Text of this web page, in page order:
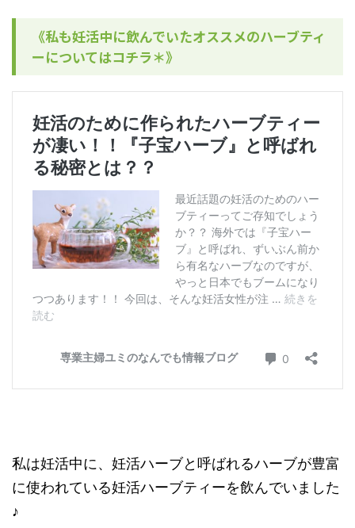
《私も妊活中に飲んでいたオススメのハーブティ
ーについてはコチラ＊》
私は妊活中に、妊活ハーブと呼ばれるハーブが豊富
に使われている妊活ハーブティーを飲んでいました
♪